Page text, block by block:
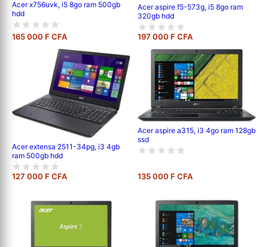
Acer x756uvk, i5 8go ram 500gb
hdd
165 000 F CFA
Acer aspire f5-573g, i5 8go ram
320gb hdd
197 000 F CFA
Acer extensa 2511-34pg, i3 4gb
ram 500gb hdd
127 000 F CFA
Acer aspire a315, i3 4go ram 128gb
ssd
135 000 F CFA